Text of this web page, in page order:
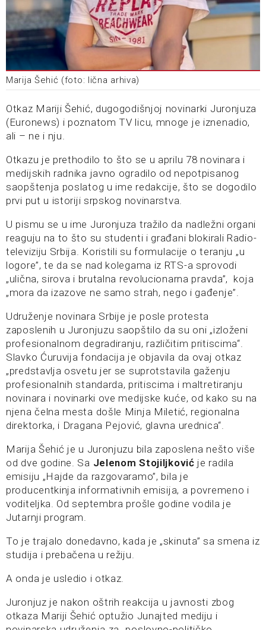
Marija Šehić (foto: lična arhiva)
Otkaz Mariji Šehić, dugogodišnjoj novinarki Juronjuza
(Euronews) i poznatom TV licu, mnoge je iznenadio,
ali – ne i nju.
Otkazu je prethodilo to što se u aprilu 78 novinara i
medijskih radnika javno ogradilo od nepotpisanog
saopštenja poslatog u ime redakcije, što se dogodilo
prvi put u istoriji srpskog novinarstva.
U pismu se u ime Juronjuza tražilo da nadležni organi
reaguju na to što su studenti i građani blokirali Radio-
televiziju Srbija. Koristili su formulacije o teranju „u
logore”, te da se nad kolegama iz RTS-a sprovodi
„ulična, sirova i brutalna revolucionarna pravda”, koja
„mora da izazove ne samo strah, nego i gađenje”.
Udruženje novinara Srbije je posle protesta
zaposlenih u Juronjuzu saopštilo da su oni „izloženi
profesionalnom degradiranju, različitim pritiscima“.
Slavko Ćuruvija fondacija je objavila da ovaj otkaz
„predstavlja osvetu jer se suprotstavila gaženju
profesionalnih standarda, pritiscima i maltretiranju
novinara i novinarki ove medijske kuće, od kako su na
njena čelna mesta došle Minja Miletić, regionalna
direktorka, i Dragana Pejović, glavna urednica“.
Marija Šehić je u Juronjuzu bila zaposlena nešto više
od dve godine. Sa Jelenom Stojiljković je radila
emisiju „Hajde da razgovaramo”, bila je
producentkinja informativnih emisija, a povremeno i
voditeljka. Od septembra prošle godine vodila je
Jutarnji program.
To je trajalo donedavno, kada je „skinuta” sa smena iz
studija i prebačena u režiju.
A onda je usledio i otkaz.
Juronjuz je nakon oštrih reakcija u javnosti zbog
otkaza Mariji Šehić optužio Junajted mediju i